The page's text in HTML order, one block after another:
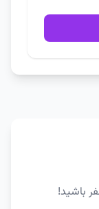
باشید!